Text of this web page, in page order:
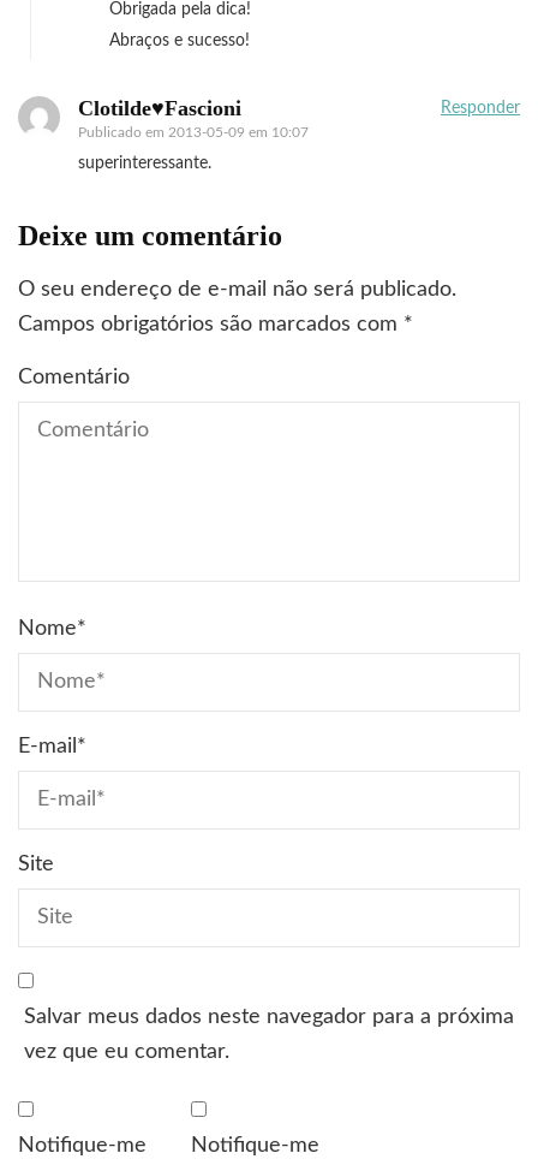
Obrigada pela dica!
Abraços e sucesso!
Clotilde♥Fascioni
Publicado em 2013-05-09 em 10:07
Responder
superinteressante.
Deixe um comentário
O seu endereço de e-mail não será publicado.
Campos obrigatórios são marcados com *
Comentário
Nome*
E-mail *
Site
Salvar meus dados neste navegador para a próxima
vez que eu comentar.
Notifique-me
Notifique-me